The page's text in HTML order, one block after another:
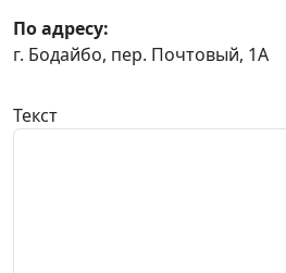
По адресу:
г. Бодайбо, пер. Почтовый, 1А
Текст